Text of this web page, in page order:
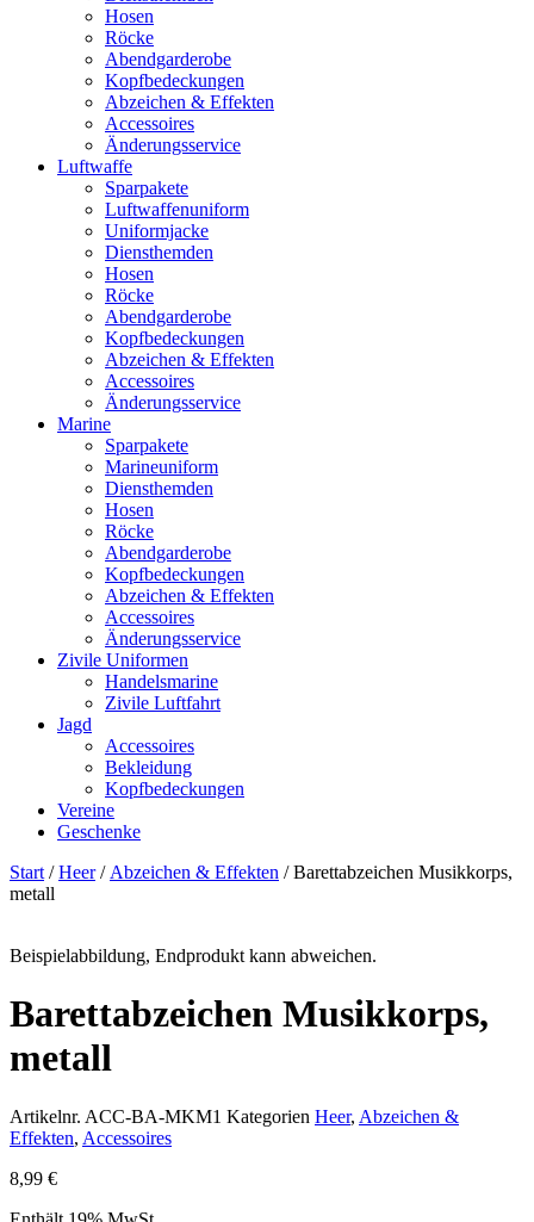
Hosen
Röcke
Abendgarderobe
Kopfbedeckungen
Abzeichen & Effekten
Accessoires
Änderungsservice
Luftwaffe
Sparpakete
Luftwaffenuniform
Uniformjacke
Diensthemden
Hosen
Röcke
Abendgarderobe
Kopfbedeckungen
Abzeichen & Effekten
Accessoires
Änderungsservice
Marine
Sparpakete
Marineuniform
Diensthemden
Hosen
Röcke
Abendgarderobe
Kopfbedeckungen
Abzeichen & Effekten
Accessoires
Änderungsservice
Zivile Uniformen
Handelsmarine
Zivile Luftfahrt
Jagd
Accessoires
Bekleidung
Kopfbedeckungen
Vereine
Geschenke
Start /Heer/ Abzeichen & Effekten / Barettabzeichen Musikkorps,
metall
Beispielabbildung, Endprodukt kann abweichen.
Barettabzeichen Musikkorps,
metall
Artikelnr. ACC-BA-MKM1 Kategorien Heer, Abzeichen &
Effekten, Accessoires
8,99 €